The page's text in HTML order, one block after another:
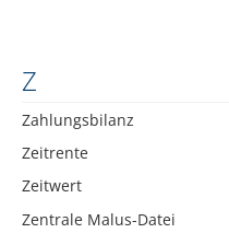
Z
Zahlungsbilanz
Zeitrente
Zeitwert
Zentrale Malus-Datei